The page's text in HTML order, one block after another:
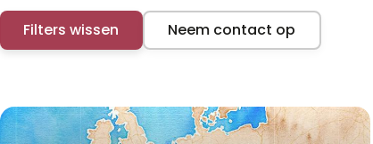
Filters wissen Neem contact op